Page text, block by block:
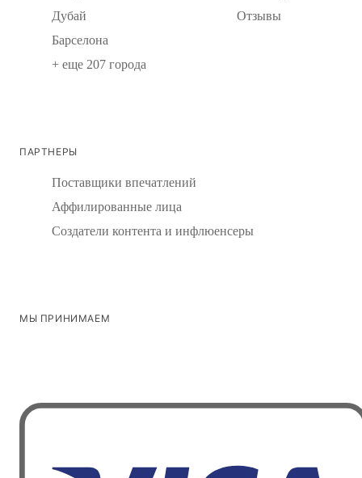
Дубай
Барселона
+ еще 207 города
Отзывы
ПАРТНЕРЫ
Поставщики впечатлений
Аффилированные лица
Создатели контента и инфлюенсеры
МЫ ПРИНИМАЕМ